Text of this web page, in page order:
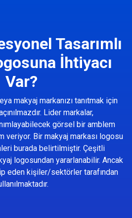
Tasarımlı
İhtiyacı
Var?
makyaj markanızı tanıtmak için
Lider markalar,
görsel bir amblem
veriyor. Bir makyaj markası logosu
burada belirtilmiştir. Çeşitli
logosundan yararlanabilir. Ancak
eden kişiler/sektörler tarafından